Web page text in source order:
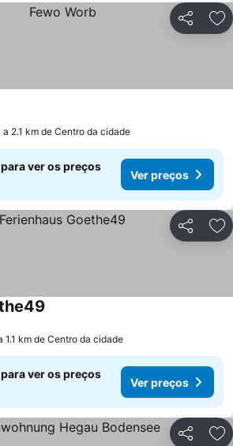
Partilhar
a 2.1 km de Centro da cidade
ver os preços
Ver preços
Partilhar
1.1 km de Centro da cidade
ver os preços
Ver preços
Partilhar